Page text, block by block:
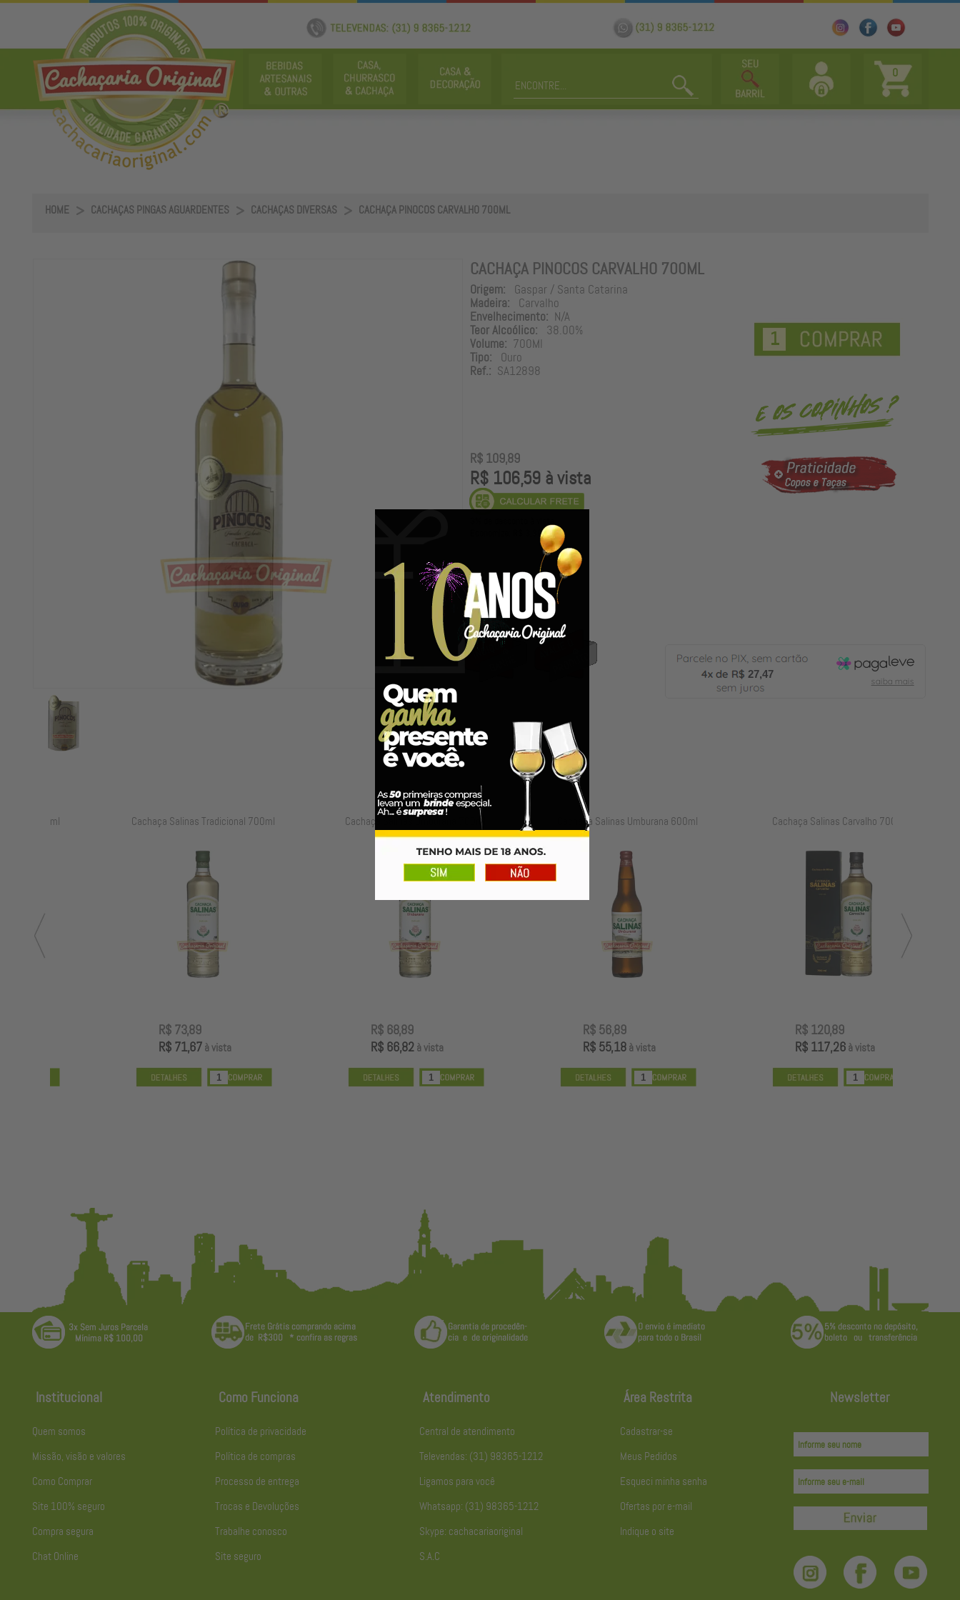
0
HOME CACHAÇAS PINGAS AGUARDENTES CACHAÇAS DIVERSAS CACHAÇA PINOCOS CARVALHO 700ML
CACHAÇA PINOCOS CARVALHO 700ML
Origem: Gaspar / Santa Catarina
Madeira: Carvalho
Envelhecimento: N/A
Teor Alcoólico: 38.00%
Volume: 700Ml
Tipo: Ouro
Ref.: SA12898
R$ 109,89
R$ 106,59 à vista
Economize: R$ 3,30
27,47
Cachaça Salinas Tradicional 700ml
à vista
Cachaça Salinas Umburana 700ml
à vista
Cachaça Salinas Umburana 600ml
à vista
Cachaça Salinas Carvalho 700ml
à vista
Institucional
Quem somos
Missão, visão e valores
Como Comprar
Site 100% seguro
Compra segura
Chat Online
Como Funciona
Política de privacidade
Política de compras
Processo de entrega
Trocas e Devoluções
Trabalhe conosco
Site seguro
Atendimento
Central de atendimento
Televendas: (31) 98365-1212
Ligamos para você
Whatsapp: (31) 98365-1212
Skype: cachacariaoriginal
S.A.C
Área Restrita
Cadastrar-se
Meus Pedidos
Esqueci minha senha
Ofertas por e-mail
Indique o site
Newsletter